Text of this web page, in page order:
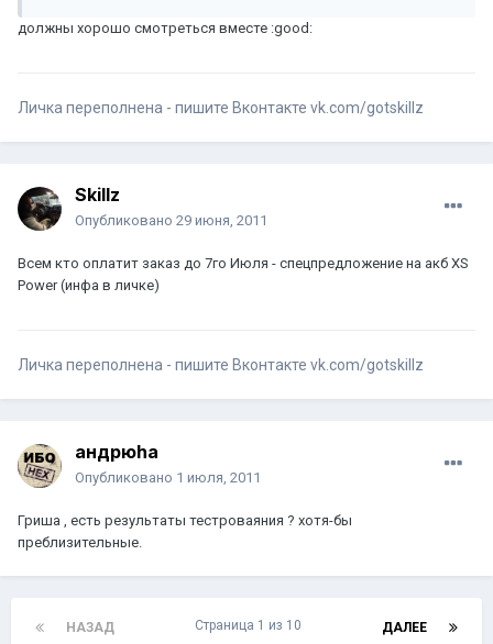
должны хорошо смотреться вместе :good:
Личка переполнена - пишите Вконтакте vk.com/gotskillz
Skillz
Опубликовано 29 июня, 2011
Всем кто оплатит заказ до 7го Июля - спецпредложение на акб XS
Power (инфа в личке)
Личка переполнена - пишите Вконтакте vk.com/gotskillz
андрюha
Опубликовано 1 июля, 2011
Гриша , есть результаты тестроваяния ? хотя-бы
преблизительные.
НАЗАД ДАЛЕЕ
Страница 1 из 10